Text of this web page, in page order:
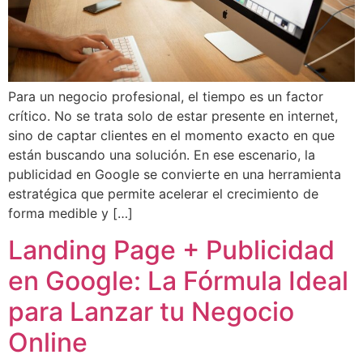
Para un negocio profesional, el tiempo es un factor
crítico. No se trata solo de estar presente en internet,
sino de captar clientes en el momento exacto en que
están buscando una solución. En ese escenario, la
publicidad en Google se convierte en una herramienta
estratégica que permite acelerar el crecimiento de
forma medible y […]
Landing Page + Publicidad
en Google: La Fórmula Ideal
para Lanzar tu Negocio
Online